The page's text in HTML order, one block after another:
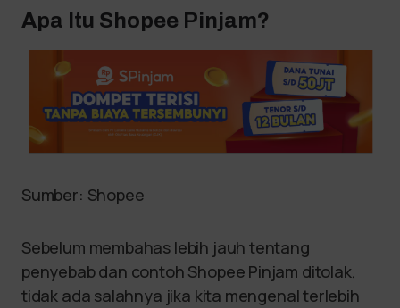
Apa Itu Shopee Pinjam?
Sumber: Shopee
Sebelum membahas lebih jauh tentang
penyebab dan contoh Shopee Pinjam ditolak,
tidak ada salahnya jika kita mengenal terlebih